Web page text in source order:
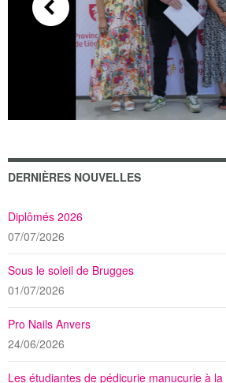
DERNIÈRES NOUVELLES
Diplômés 2026
07/07/2026
Sous le soleil de Brugges
01/07/2026
Pro Nails Anvers
24/06/2026
Les étudiantes de pédicurie manucurie à